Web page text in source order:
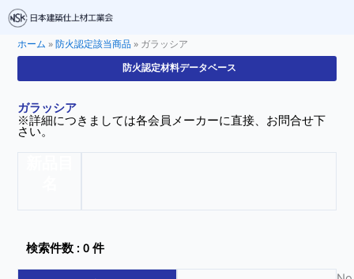
ホーム »防火認定該当商品» ガラッシア
防火認定材料データベース
ガラッシア
※詳細につきましては各会員メーカーに直接、お問合せ下
さい。
検索件数 : 0 件